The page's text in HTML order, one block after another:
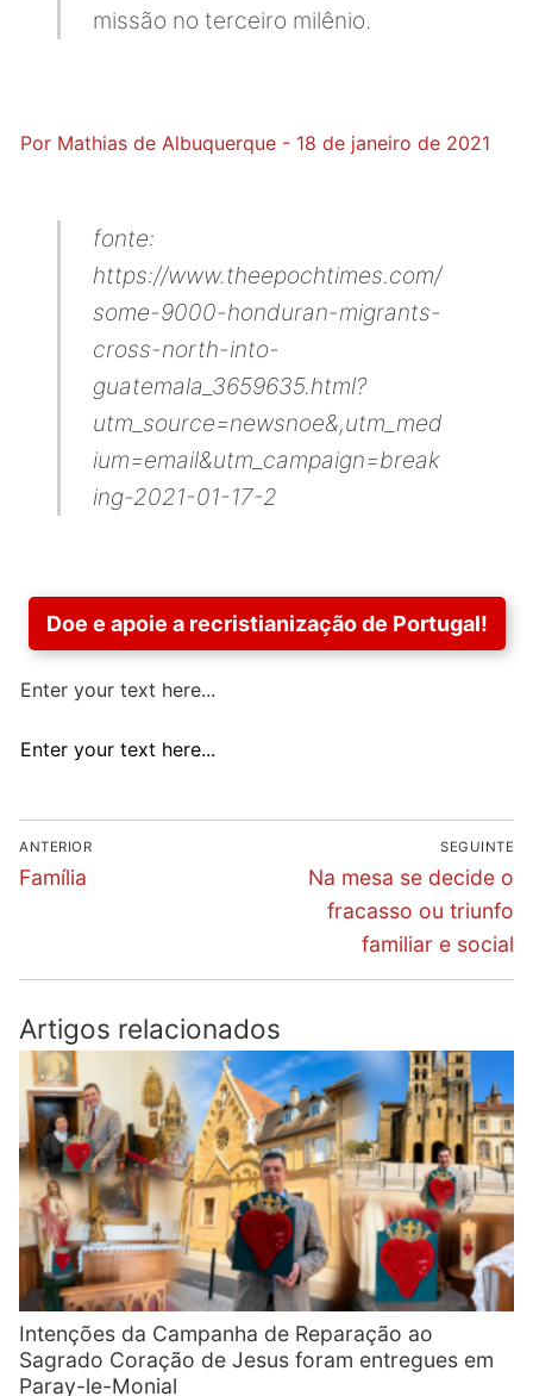
missão no terceiro milênio.
Por Mathias de Albuquerque - 18 de janeiro de 2021
fonte:
https://www.theepochtimes.com/
some-9000-honduran-migrants-
cross-north-into-
guatemala_3659635.html?
utm_source=newsnoe&,utm_med
ium=email&utm_campaign=break
ing-2021-01-17-2
Doe e apoie a recristianização de Portugal!
Enter your text here...
Enter your text here...
Navegação
de
ANTERIOR
Previous
Família
SEGUINTE
Next
post:
Na mesa se decide o
fracasso ou triunfo
familiar e social
Artigos relacionados
Intenções da Campanha de Reparação ao
Sagrado Coração de Jesus foram entregues em
Paray-le-Monial